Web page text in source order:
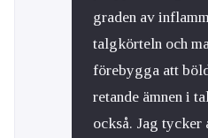
graden av
talgkörteln och
förebygga att
retande ämnen i
också. Jag